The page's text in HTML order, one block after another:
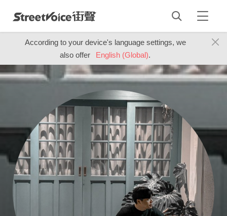
According to your device's language settings, we
also offer
English (Global).